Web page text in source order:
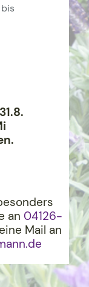
an 04126-
Mail an
nn.de